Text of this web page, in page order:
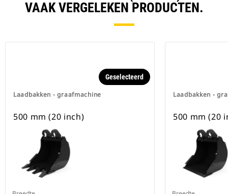
VAAK VERGELEKEN PRODUCTEN.
Laadbakken - graafmachine
Geselecteerd
500 mm (20 inch)
Laadbakken -
500 mm (20